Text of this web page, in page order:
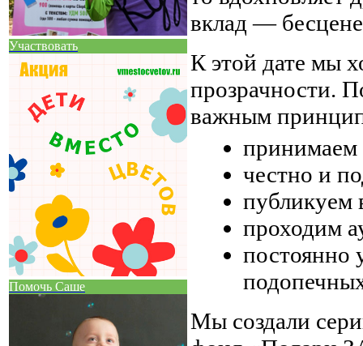
Участвовать
Помочь Саше
вклад —
К этой дате мы
прозрачности.
важным
принимаем
честно и
публикуем
проходим
постоянно
Мы создали